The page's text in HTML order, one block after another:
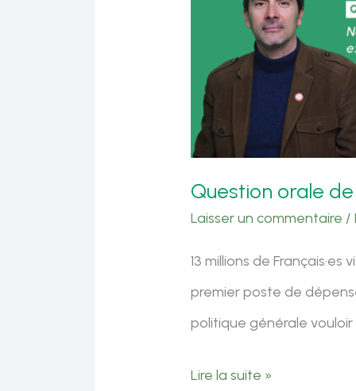
Question orale
Laisser un commentaire /
13 millions de
premier poste de
politique générale
Question
Lire la suite »